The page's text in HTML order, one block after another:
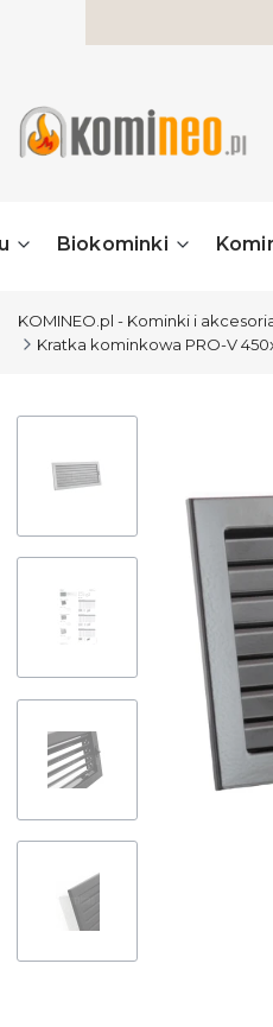
Biokominki
KOMINEO.pl - Kominki i
Kratka kominkowa PRO-V